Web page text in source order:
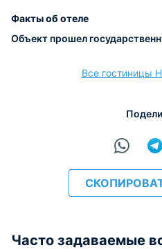
расчёт
Факты об отеле
Объект прошел
Все гостиницы
Часто задаваемые